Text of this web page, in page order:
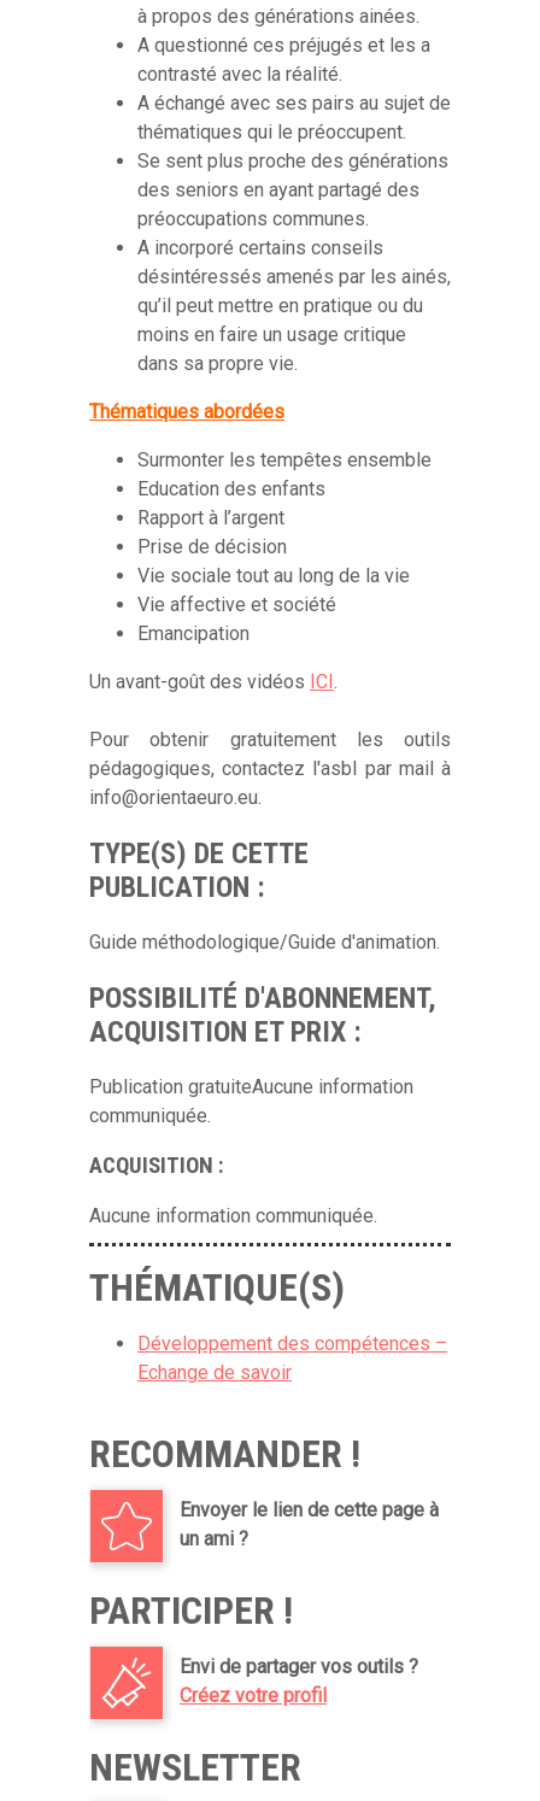
à propos des générations ainées.
A questionné ces préjugés et les a
contrasté avec la réalité.
A échangé avec ses pairs au sujet de
thématiques qui le préoccupent.
Se sent plus proche des générations
des seniors en ayant partagé des
préoccupations communes.
A incorporé certains conseils
désintéressés amenés par les ainés,
qu’il peut mettre en pratique ou du
moins en faire un usage critique
dans sa propre vie.
Thématiques abordées
Surmonter les tempêtes ensemble
Education des enfants
Rapport à l’argent
Prise de décision
Vie sociale tout au long de la vie
Vie affective et société
Emancipation
Un avant-goût des vidéos ICI.
Pour obtenir gratuitement les outils
pédagogiques, contactez l'asbl par mail à
info@orientaeuro.eu.
TYPE(S) DE CETTE
PUBLICATION :
Guide méthodologique/Guide d'animation.
POSSIBILITÉ D'ABONNEMENT,
ACQUISITION ET PRIX :
Publication gratuiteAucune information
communiquée.
ACQUISITION :
Aucune information communiquée.
THÉMATIQUE(S)
Développement des compétences –
Echange de savoir
RECOMMANDER !
Envoyer le lien de cette page à
un ami ?
PARTICIPER !
Envi de partager vos outils ?
Créez votre profil
NEWSLETTER